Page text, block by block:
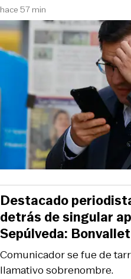
hace 57 min
Comunicador se fue de
llamativo sobrenombre.
Destacado
detrás de singular
Sepúlveda: